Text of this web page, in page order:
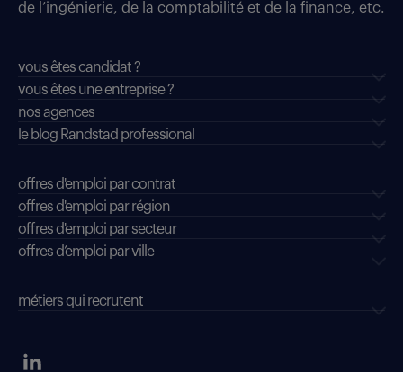
de l’ingénierie, de la comptabilité et de la finance, etc.
vous êtes candidat ?
vous êtes une entreprise ?
nos agences
le blog Randstad professional
offres d'emploi par contrat
offres d'emploi par région
offres d'emploi par secteur
offres d’emploi par ville
métiers qui recrutent